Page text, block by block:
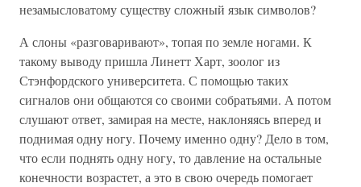
незамысловатому существу сложный язык символов?
А слоны «разговаривают», топая по земле ногами. К
такому выводу пришла Линетт Харт, зоолог из
Стэнфордского университета. С помощью таких
сигналов они общаются со своими собратьями. А потом
слушают ответ, замирая на месте, наклоняясь вперед и
поднимая одну ногу. Почему именно одну? Дело в том,
что если поднять одну ногу, то давление на остальные
конечности возрастет, а это в свою очередь помогает